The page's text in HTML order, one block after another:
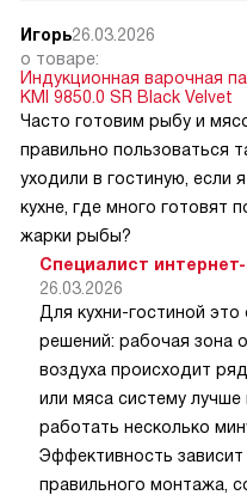
Игорь26.03.2026
о товаре:
Индукционная варочная
KMI 9850.0 SR Black Velvet
Часто готовим рыбу и
правильно пользоваться
уходили в гостиную, если
кухне, где много готовят
жарки рыбы?
Специалист
26.03.2026
Для кухни-гостиной
решений: рабочая зона
воздуха происходит
или мяса систему лучше
работать несколько
Эффективность
правильного монтажа,